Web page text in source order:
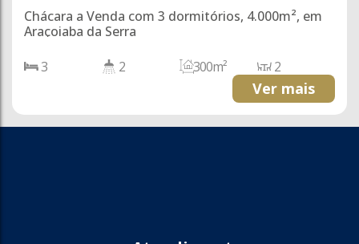
Chácara a Venda com 3 dormitórios, 4.000m², em
Araçoiaba da Serra
3 2 300m²
2
300m²
40m
100m
100m
Ver mais